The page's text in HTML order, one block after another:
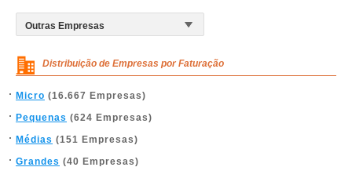
Distribuição de Empresas por Faturação
Micro (16.667 Empresas)
Pequenas (624 Empresas)
Médias (151 Empresas)
Grandes (40 Empresas)